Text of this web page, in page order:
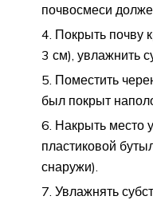
почвосмеси
Покрыть почву
3 см), увлажнить
Поместить
был покрыт
Накрыть место
пластиковой
снаружи).
Увлажнять